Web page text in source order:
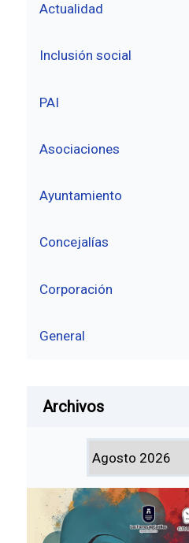
Actualidad
Inclusión social
PAI
Asociaciones
Ayuntamiento
Concejalías
Corporación
General
Archivos